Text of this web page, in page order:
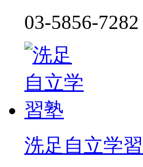
03-5856-7282
洗足自立学